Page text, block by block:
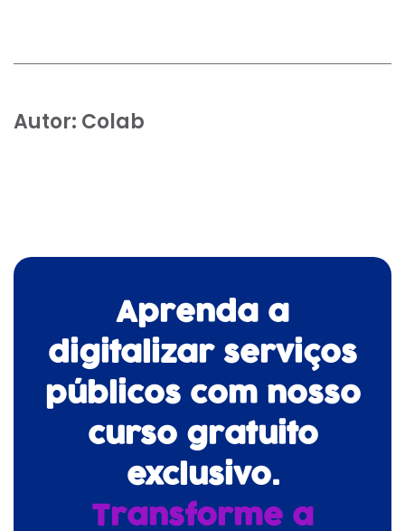
Autor: Colab
Aprenda a
digitalizar serviços
públicos com nosso
curso gratuito
exclusivo.
Transforme a